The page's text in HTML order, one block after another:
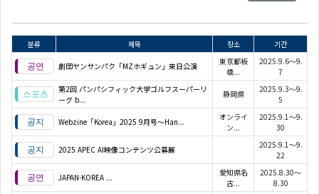
분류 제목 장소 기간
劇団ヤンサンパク「MZホギュン」来日公演
東京都板
橋...
2025.9.6～9.
7
第2回 パンパシフィック大学ゴルフスーパーリ
ーグ b...
静岡県
2025.9.3～9.
5
Webzine「Korea」2025 9月号～Han...
オンライ
ン...
2025.9.1～9.
30
2025 APEC AI映像コンテンツ公募展
2025.9.1～9.
22
JAPAN-KOREA ...
愛知県名
古...
2025.8.30～
8.30